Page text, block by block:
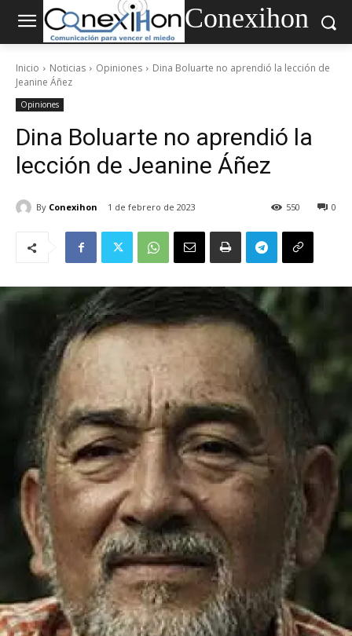
Conexihon
Inicio Noticias Opiniones
Dina Boluarte no aprendió la lección de
Jeanine Áñez
Opiniones
Dina Boluarte no aprendió la
lección de Jeanine Áñez
By Conexihon 1 de febrero de 2023 0
550